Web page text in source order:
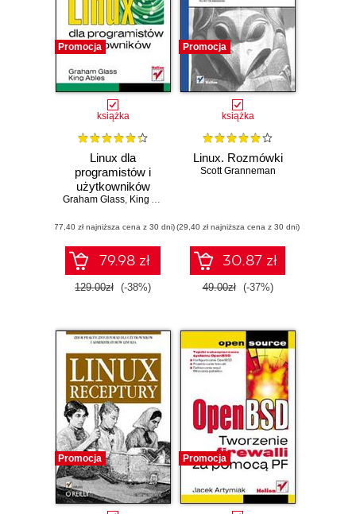
Promocja
książka
Linux dla
programistów i
użytkowników
Graham Glass, King Ables
(77,40 zł najniższa cena z 30 dni)
79.98 zł
129.00zł (-38%)
Promocja
książka
Linux. Rozmówki
Scott Granneman
(29,40 zł najniższa cena z 30 dni)
30.87 zł
49.00zł (-37%)
Promocja Promocja